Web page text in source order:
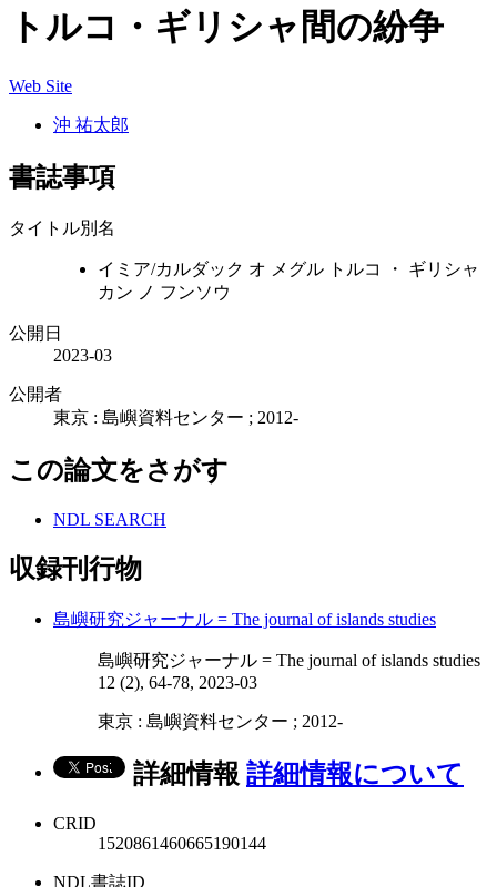
トルコ・ギリシャ間の紛争
Web Site
沖 祐太郎
書誌事項
タイトル別名
イミア/カルダック オ メグル トルコ ・ ギリシャ
カン ノ フンソウ
公開日
2023-03
公開者
東京 : 島嶼資料センター ; 2012-
この論文をさがす
NDL SEARCH
収録刊行物
島嶼研究ジャーナル = The journal of islands studies
島嶼研究ジャーナル = The journal of islands studies
12 (2), 64-78, 2023-03
東京 : 島嶼資料センター ; 2012-
詳細情報 詳細情報について
CRID
1520861460665190144
NDL書誌ID